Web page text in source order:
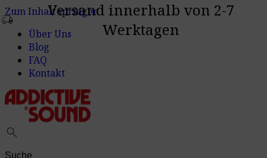
Zum Inhalt springen
delivery_truck_speed
Versand innerhalb von 2-7
Werktagen
Über Uns
Blog
FAQ
Kontakt
search